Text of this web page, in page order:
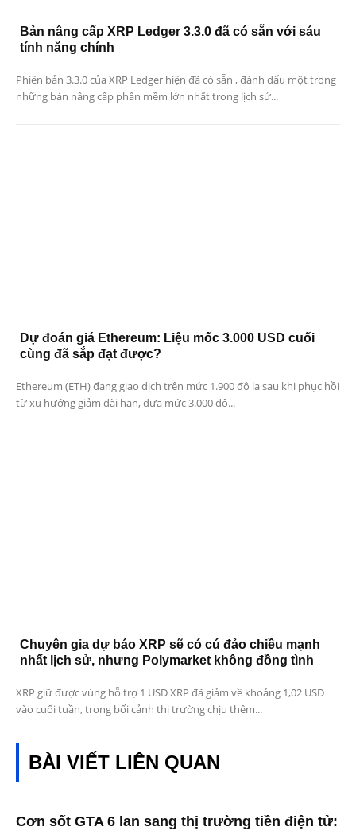
Bản nâng cấp XRP Ledger 3.3.0 đã có sẵn với sáu
tính năng chính
Phiên bản 3.3.0 của XRP Ledger hiện đã có sẵn , đánh dấu một trong
những bản nâng cấp phần mềm lớn nhất trong lịch sử...
Dự đoán giá Ethereum: Liệu mốc 3.000 USD cuối
cùng đã sắp đạt được?
Ethereum (ETH) đang giao dịch trên mức 1.900 đô la sau khi phục hồi
từ xu hướng giảm dài hạn, đưa mức 3.000 đô...
Chuyên gia dự báo XRP sẽ có cú đảo chiều mạnh
nhất lịch sử, nhưng Polymarket không đồng tình
XRP giữ được vùng hỗ trợ 1 USD XRP đã giảm về khoảng 1,02 USD
vào cuối tuần, trong bối cảnh thị trường chịu thêm...
BÀI VIẾT LIÊN QUAN
Cơn sốt GTA 6 lan sang thị trường tiền điện tử: